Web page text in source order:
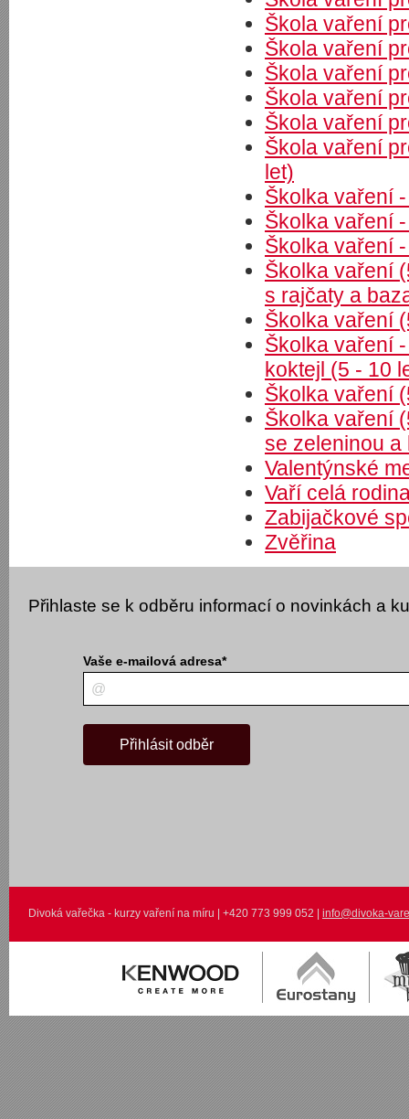
Škola vaření
Škola vaření
Škola vaření
Škola vaření
Škola vaření
Škola vaření
let)
Školka vaření
Školka vaření
Školka vaření
Školka vaření
s rajčaty a
Školka vaření
Školka vaření
koktejl (5 - 10
Školka vaření
Školka vaření
se zeleninou
Valentýnské
Vaří celá
Zabijačkové
Zvěřina
Přihlaste se k odběru informací o novinkách a
Divoká vařečka - kurzy vaření na míru | +420 773 999 052 | info@divoka-